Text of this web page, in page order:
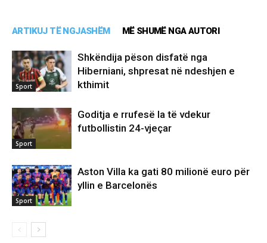
ARTIKUJ TË NGJASHËM MË SHUMË NGA AUTORI
Sport
Shkëndija pëson disfatë nga
Hiberniani, shpresat në ndeshjen e
kthimit
Sport
Goditja e rrufesë la të vdekur
futbollistin 24-vjeçar
Sport
Aston Villa ka gati 80 milionë euro për
yllin e Barcelonës